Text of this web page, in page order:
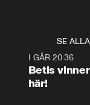
SE ALLA
I GÅR 20:36
Betis
här!